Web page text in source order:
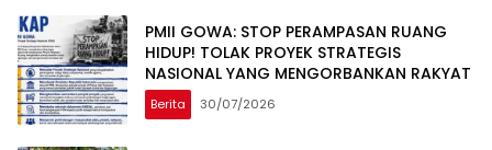
PMII GOWA: STOP PERAMPASAN RUANG
HIDUP! TOLAK PROYEK STRATEGIS
NASIONAL YANG MENGORBANKAN RAKYAT
Berita 30/07/2026